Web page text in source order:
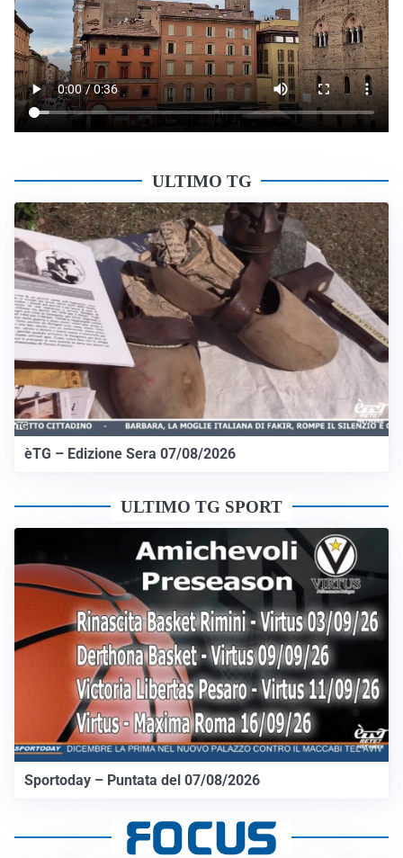
ULTIMO TG
èTG – Edizione Sera 07/08/2026
ULTIMO TG SPORT
Sportoday – Puntata del 07/08/2026